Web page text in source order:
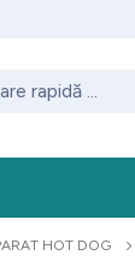
HOT DOG